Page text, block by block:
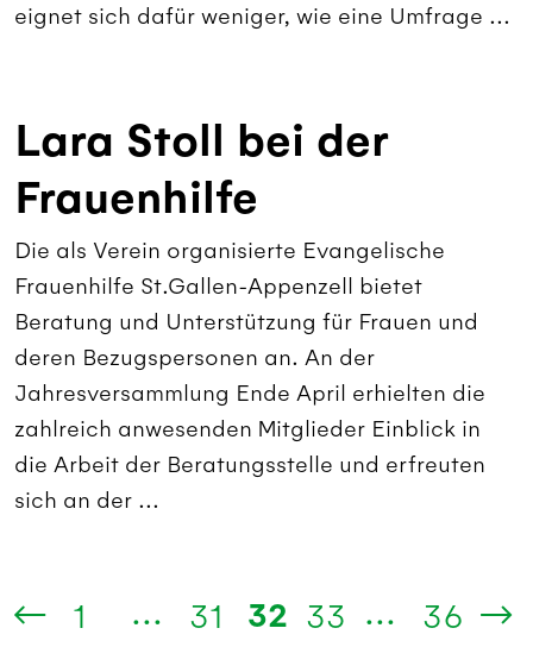
eignet sich dafür weniger, wie eine Umfrage ...
Lara Stoll bei der
Frauenhilfe
Die als Verein organisierte Evangelische
Frauenhilfe St.Gallen-Appenzell bietet
Beratung und Unterstützung für Frauen und
deren Bezugspersonen an. An der
Jahresversammlung Ende April erhielten die
zahlreich anwesenden Mitglieder Einblick in
die Arbeit der Beratungsstelle und erfreuten
sich an der ...
1 ... 31 32 33 ... 36